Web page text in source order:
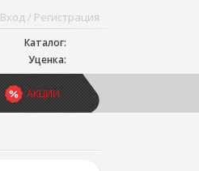
Каталог:
Уценка:
Вход / Регистрация
АКЦИИ